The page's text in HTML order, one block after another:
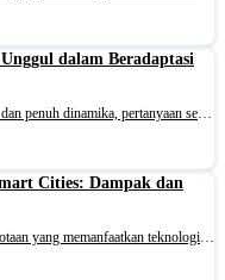
dalam Beradaptasi
Pendahuluan Dalam dunia bisnis yang terus berubah dan penuh dinamika, pertanyaan seputar kemampuan perusahaan untuk beradaptasi dengan teknologi menjadi semakin relevan. Termasuk antara startup yang sering dikaitkan dengan inovasi dan kecepatan, serta korporasi yang memiliki sumber daya dan infrast
Cities: Dampak dan
Smart Cities atau kota pintar merupakan konsep perkotaan yang memanfaatkan teknologi informasi dan komunikasi (TIK) untuk meningkatkan kualitas hidup, efisiensi, dan keberlanjutan. Konsep ini melibatkan pengelolaan infrastruktur perkotaan dan layanan seperti transportasi, energi, air, dan limbah sec